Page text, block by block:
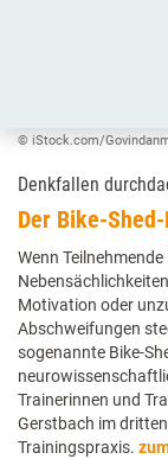
© iStock.com/
Denkfallen
Der Bike-
Wenn
Motivation oder
Abschweifungen
sogenannte Bike-
Trainerinnen und
Gerstbach im
Trainingspraxis.